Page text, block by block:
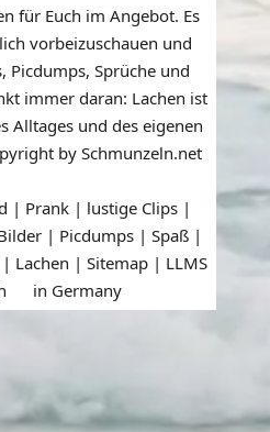
für Euch im Angebot. Es
vorbeizuschauen und
Picdumps, Sprüche und
immer daran: Lachen ist
Alltages und des eigenen
by Schmunzeln.net
| Prank | lustige Clips |
| Picdumps | Spaß |
Lachen | Sitemap | LLMS
in Germany